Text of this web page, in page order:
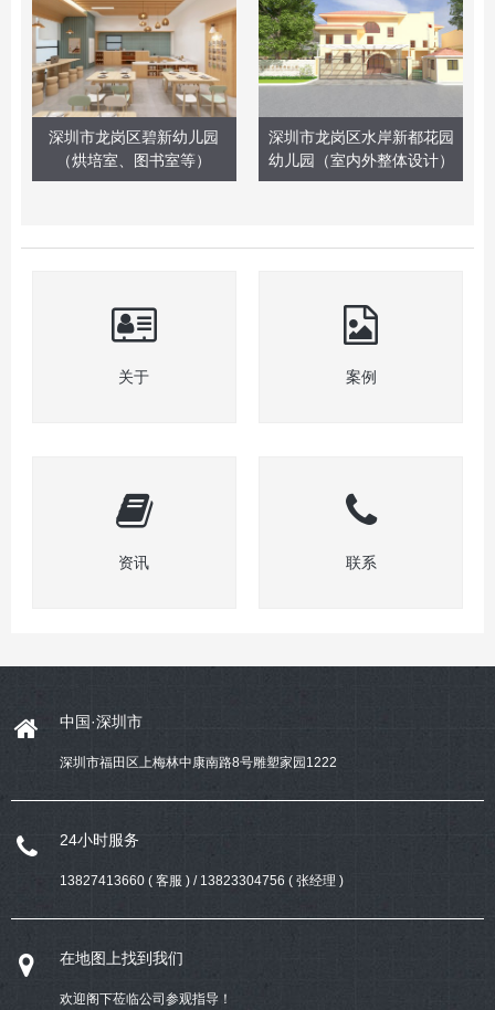
深圳市龙岗区碧新幼儿园
（烘培室、图书室等）
深圳市龙岗区水岸新都花园
幼儿园（室内外整体设计）
关于 案例
资讯 联系
中国·深圳市
深圳市福田区上梅林中康南路8号雕塑家园1222
24小时服务
13827413660 ( 客服 ) / 13823304756 ( 张经理 )
在地图上找到我们
欢迎阁下莅临公司参观指导！